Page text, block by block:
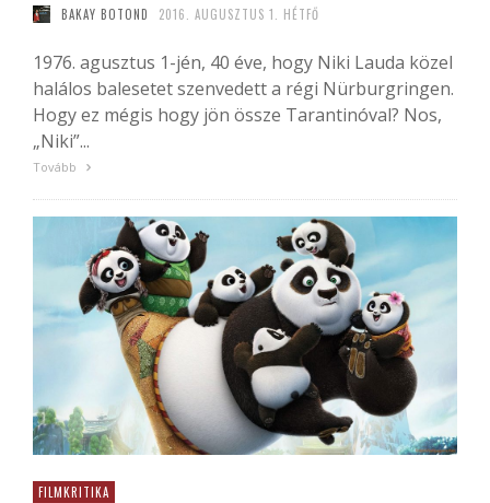
BAKAY BOTOND 2016. AUGUSZTUS 1. HÉTFŐ
1976. agusztus 1-jén, 40 éve, hogy Niki Lauda közel
halálos balesetet szenvedett a régi Nürburgringen.
Hogy ez mégis hogy jön össze Tarantinóval? Nos,
„Niki”...
Tovább
FILMKRITIKA